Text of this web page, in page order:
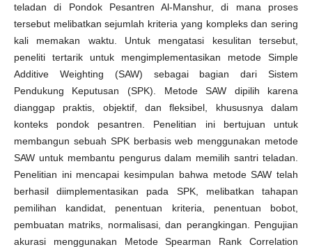
teladan di Pondok Pesantren Al-Manshur, di mana proses
tersebut melibatkan sejumlah kriteria yang kompleks dan sering
kali memakan waktu. Untuk mengatasi kesulitan tersebut,
peneliti tertarik untuk mengimplementasikan metode Simple
Additive Weighting (SAW) sebagai bagian dari Sistem
Pendukung Keputusan (SPK). Metode SAW dipilih karena
dianggap praktis, objektif, dan fleksibel, khususnya dalam
konteks pondok pesantren. Penelitian ini bertujuan untuk
membangun sebuah SPK berbasis web menggunakan metode
SAW untuk membantu pengurus dalam memilih santri teladan.
Penelitian ini mencapai kesimpulan bahwa metode SAW telah
berhasil diimplementasikan pada SPK, melibatkan tahapan
pemilihan kandidat, penentuan kriteria, penentuan bobot,
pembuatan matriks, normalisasi, dan perangkingan. Pengujian
akurasi menggunakan Metode Spearman Rank Correlation